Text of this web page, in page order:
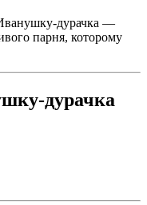
дурачка —
парня, которому
дурачка